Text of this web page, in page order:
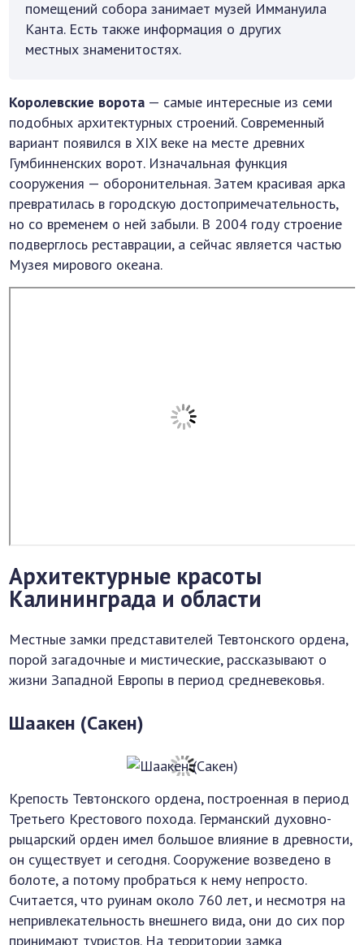
помещений собора занимает музей Иммануила
Канта. Есть также информация о других
местных знаменитостях.
Королевские ворота — самые интересные из семи
подобных архитектурных строений. Современный
вариант появился в XIX веке на месте древних
Гумбинненских ворот. Изначальная функция
сооружения — оборонительная. Затем красивая арка
превратилась в городскую достопримечательность,
но со временем о ней забыли. В 2004 году строение
подверглось реставрации, а сейчас является частью
Музея мирового океана.
Архитектурные красоты
Калининграда и области
Местные замки представителей Тевтонского ордена,
порой загадочные и мистические, рассказывают о
жизни Западной Европы в период средневековья.
Шаакен (Сакен)
Крепость Тевтонского ордена, построенная в период
Третьего Крестового похода. Германский духовно-
рыцарский орден имел большое влияние в древности,
он существует и сегодня. Сооружение возведено в
болоте, а потому пробраться к нему непросто.
Считается, что руинам около 760 лет, и несмотря на
непривлекательность внешнего вида, они до сих пор
принимают туристов. На территории замка